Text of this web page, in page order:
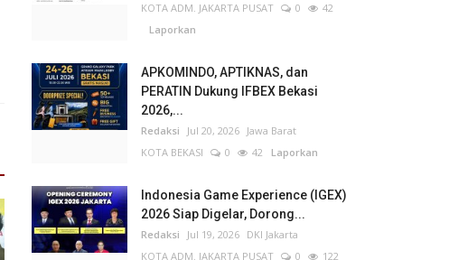
KOTA ADM. JAKARTA PUSAT
0
42
Laporkan
APKOMINDO, APTIKNAS, dan
PERATIN Dukung IFBEX Bekasi
2026,...
Redaksi Jul 20, 2026 Jawa Barat
KOTA BEKASI
0 42 Laporkan
Indonesia Game Experience (IGEX)
2026 Siap Digelar, Dorong...
Redaksi Jul 19, 2026 DKI Jakarta
KOTA ADM. JAKARTA PUSAT
0
122